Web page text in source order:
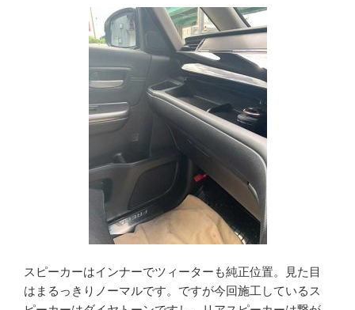
スピーカーはインナーでツィーターも純正位置。見た目
はまるっきりノーマルです。ですが今回施工しているス